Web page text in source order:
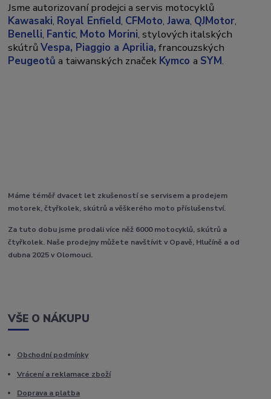
Jsme autorizovaní prodejci a servis motocyklů
Kawasaki, Royal Enfield, CFMoto,Jawa, QJMotor,
Benelli, Fantic, Moto Morini, stylových italských
skútrůVespa, Piaggio a Aprilia, francouzských
Peugeotů a taiwanských značek Kymcoa SYM.
Máme téměř dvacet let zkušeností se servisem a prodejem
motorek, čtyřkolek, skútrů a věškerého moto příslušenství.
Za tuto dobu jsme prodali více něž 6000 motocyklů, skútrů a
čtyřkolek. Naše prodejny můžete navštívit v Opavě, Hlučíně a od
dubna 2025 v Olomouci.
VŠE O NÁKUPU
Obchodní podmínky
Vrácení a reklamace zboží
Doprava a platba